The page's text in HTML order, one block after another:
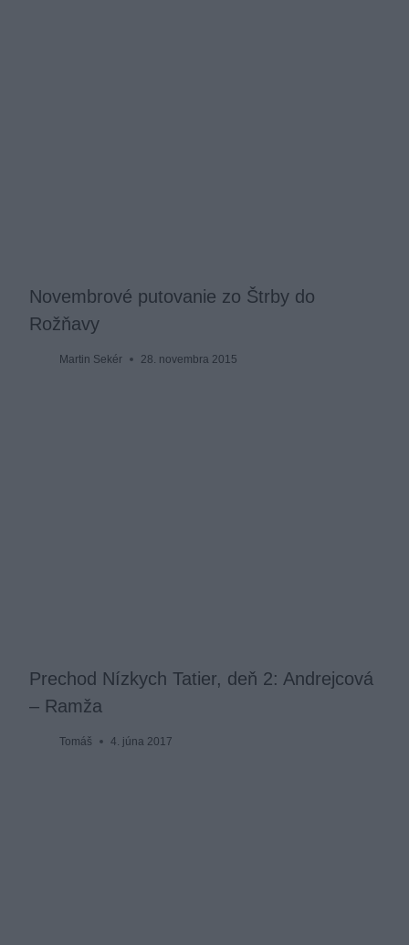
Novembrové putovanie zo Štrby do
Rožňavy
Martin Sekér 28. novembra 2015
Prechod Nízkych Tatier, deň 2: Andrejcová
– Ramža
Tomáš 4. júna 2017